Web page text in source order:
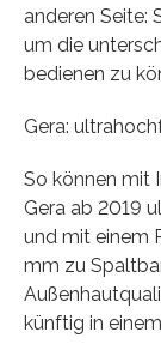
anderen Seite:
um die
bedienen zu
Gera:
So können mit
Gera ab 2019
und mit einem
mm zu
künftig in